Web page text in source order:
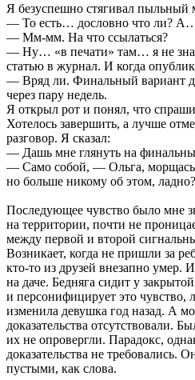
Я безуспешно стягивал пыльный
— То есть… дословно что ли?
— Мм-мм. На что ссылаться?
— Ну… «в печати» там… я не
статью в журнал. И когда
— Вряд ли. Финальный вариант
через пару недель.
Я открыл рот и понял, что
Хотелось завершить, а лучше
разговор. Я сказал:
— Дашь мне глянуть на
— Само собой, — Ольга,
но больше никому об этом, ладно?
Последующее чувство было мне
на территории, почти не
между первой и второй
Возникает, когда не пришли за
кто-то из друзей внезапно умер.
на даче. Бедняга сидит у
и персонифицирует это
изменила девушка год назад. А
доказательства отсутствовали.
их не опровергли. Парадокс,
доказательства не требовались.
пустыми, как слова.